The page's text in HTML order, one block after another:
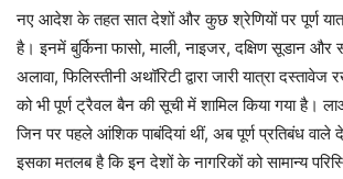
नए आदेश के तहत सात देशों और कुछ श्रेणियों पर पूर्ण
है। इनमें बुर्किना फासो, माली, नाइजर, दक्षिण सूडान और
अलावा, फिलिस्तीनी अथॉरिटी द्वारा जारी यात्रा दस्तावेज
को भी पूर्ण ट्रैवल बैन की सूची में शामिल किया गया है।
जिन पर पहले आंशिक पाबंदियां थीं, अब पूर्ण प्रतिबंध वाले
इसका मतलब है कि इन देशों के नागरिकों को सामान्य